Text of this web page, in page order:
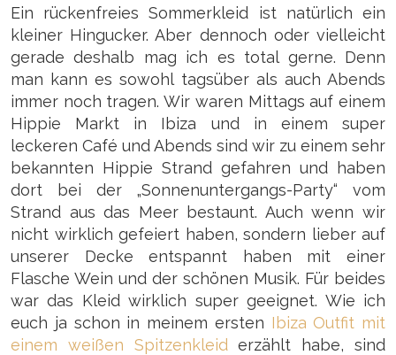
Ein rückenfreies Sommerkleid ist natürlich ein
kleiner Hingucker. Aber dennoch oder vielleicht
gerade deshalb mag ich es total gerne. Denn
man kann es sowohl tagsüber als auch Abends
immer noch tragen. Wir waren Mittags auf einem
Hippie Markt in Ibiza und in einem super
leckeren Café und Abends sind wir zu einem sehr
bekannten Hippie Strand gefahren und haben
dort bei der „Sonnenuntergangs-Party“ vom
Strand aus das Meer bestaunt. Auch wenn wir
nicht wirklich gefeiert haben, sondern lieber auf
unserer Decke entspannt haben mit einer
Flasche Wein und der schönen Musik. Für beides
war das Kleid wirklich super geeignet. Wie ich
euch ja schon in meinem ersten Ibiza Outfit mit
einem weißen Spitzenkleiderzählt habe, sind